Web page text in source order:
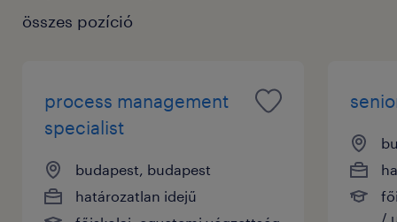
összes pozíció
process management
specialist
budapest, budapest
határozatlan idejű
/